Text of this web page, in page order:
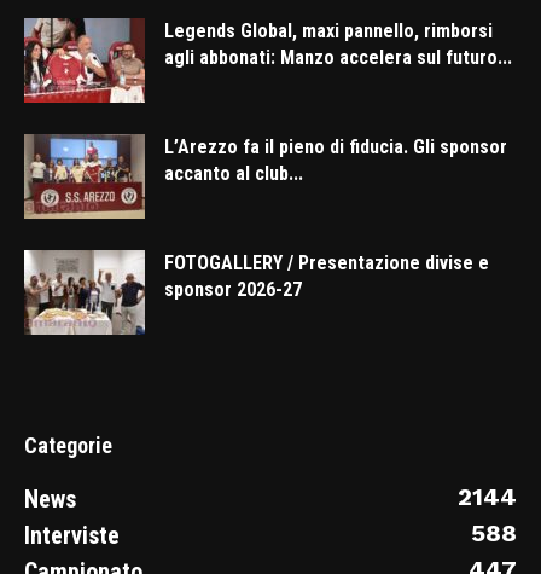
Legends Global, maxi pannello, rimborsi
agli abbonati: Manzo accelera sul futuro...
L’Arezzo fa il pieno di fiducia. Gli sponsor
accanto al club...
FOTOGALLERY / Presentazione divise e
sponsor 2026-27
Categorie
News
2144
Interviste
588